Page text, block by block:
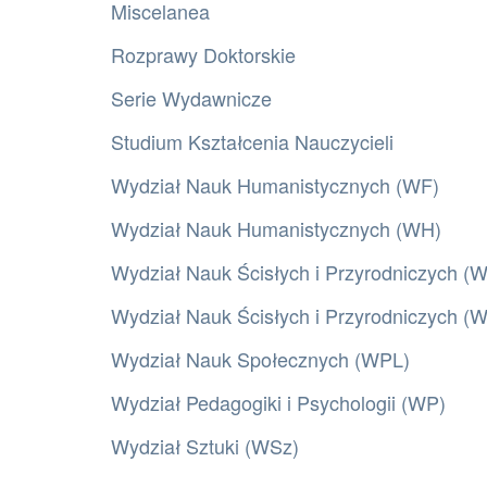
Miscelanea
Rozprawy Doktorskie
Serie Wydawnicze
Studium Kształcenia Nauczycieli
Wydział Nauk Humanistycznych (WF)
Wydział Nauk Humanistycznych (WH)
Wydział Nauk Ścisłych i Przyrodniczych
Wydział Nauk Ścisłych i Przyrodniczych
Wydział Nauk Społecznych (WPL)
Wydział Pedagogiki i Psychologii (WP)
Wydział Sztuki (WSz)